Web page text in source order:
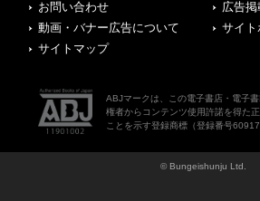
お問い合わせ
広告
動画・バナー広告について
サイト
サイトマップ
ABJマークは、この電子書店・電子
権者からコンテンツ使用許諾を得た
ことを示す登録商標（登録番号
© Bungeishunju Ltd.